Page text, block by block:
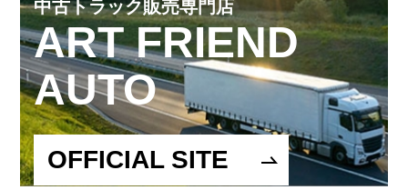
中古トラック販売専門店
ART FRIEND
AUTO
OFFICIAL SITE